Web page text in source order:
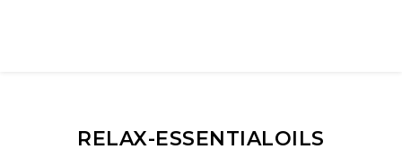
RELAX-ESSENTIALOILS